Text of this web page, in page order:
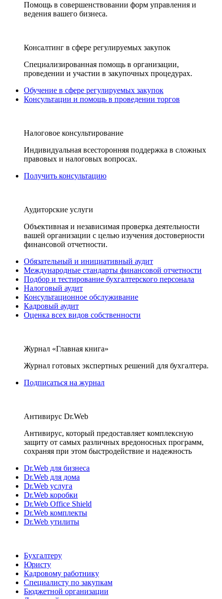
Помощь в совершенствовании форм управления и
ведения вашего бизнеса.
Консалтинг в сфере регулируемых закупок
Специализированная помощь в организации,
проведении и участии в закупочных процедурах.
Обучение в сфере регулируемых закупок
Консультации и помощь в проведении торгов
Налоговое консультирование
Индивидуальная всесторонняя поддержка в сложных
правовых и налоговых вопросах.
Получить консультацию
Аудиторские услуги
Объективная и независимая проверка деятельности
вашей организации с целью изучения достоверности
финансовой отчетности.
Обязательный и инициативный аудит
Международные стандарты финансовой отчетности
Подбор и тестирование бухгалтерского персонала
Налоговый аудит
Консультационное обслуживание
Кадровый аудит
Оценка всех видов собственности
Журнал «Главная книга»
Журнал готовых экспертных решений для бухгалтера.
Подписаться на журнал
Антивирус Dr.Web
Антивирус, который предоставляет комплексную
защиту от самых различных вредоносных программ,
сохраняя при этом быстродействие и надежность
Dr.Web для бизнеса
Dr.Web для дома
Dr.Web услуга
Dr.Web коробки
Dr.Web Office Shield
Dr.Web комплекты
Dr.Web утилиты
Бухгалтеру
Юристу
Кадровому работнику
Специалисту по закупкам
Бюджетной организации